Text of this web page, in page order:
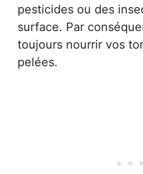
pesticides ou des
surface. Par
toujours nourrir vos
pelées.